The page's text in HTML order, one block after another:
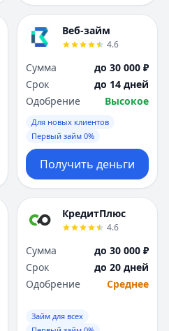
Веб-займ
4.6
Сумма
до 30 000 ₽
Срок
до 14 дней
Одобрение
Высокое
Для новых клиентов
Первый займ 0%
Получить деньги
КредитПлюс
4.6
Сумма
до 30 000 ₽
Срок
до 20 дней
Одобрение
Среднее
Займ для всех